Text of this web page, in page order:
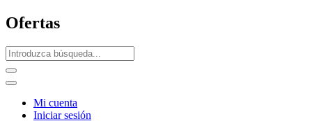
Ofertas
Mi cuenta
Iniciar sesión